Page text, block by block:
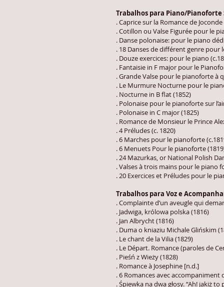
Trabalhos para Piano/Pianoforte
. Caprice sur la Romance de
. Cotillon ou Valse Figurée pour le
. Danse polonaise: pour le piano
. 18 Danses de différent genre pour
. Douze exercices: pour le piano
. Fantaisie in F major pour le
. Grande Valse pour le pianoforte à
. Le Murmure Nocturne pour le
. Nocturne in B flat (1852)
. Polonaise pour le pianoforte sur
. Polonaise in C major (1825)
. Romance de Monsieur le Prince
. 4 Préludes (c. 1820)
. 6 Marches pour le pianoforte
. 6 Menuets Pour le pianoforte
. 24 Mazurkas, or National Polish
. Valses à trois mains pour le piano
. 20 Exercices et Préludes pour le
Trabalhos para Voz e
. Complainte d’un aveugle qui
. Jadwiga, królowa polska (1816)
. Jan Albrycht (1816)
. Duma o kniaziu Michale Glińskim
. Le chant de la Vilia (1829)
. Le Départ. Romance (paroles de
. Pieśń z Wieży (1828)
. Romance à Josephine [n.d.]
. 6 Romances avec accompaniment
. Śpiewka na dwa głosy. “Ah! jakiż